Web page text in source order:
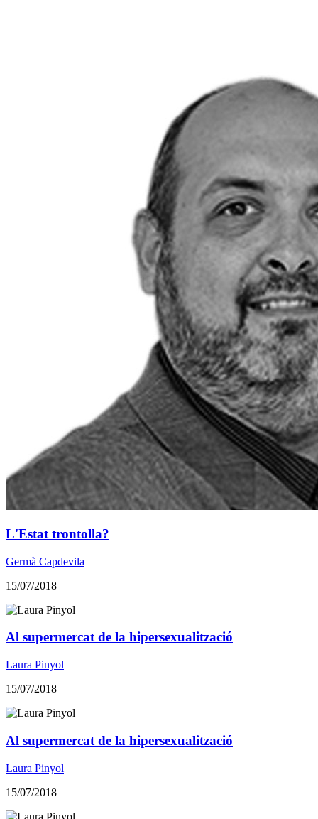
L'Estat trontolla?
Germà Capdevila
15/07/2018
Al supermercat de la hipersexualització
Laura Pinyol
15/07/2018
Al supermercat de la hipersexualització
Laura Pinyol
15/07/2018